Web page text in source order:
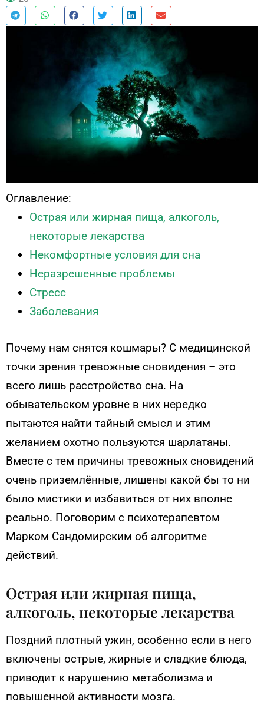
Оглавление:
Острая или жирная пища, алкоголь,
некоторые лекарства
Некомфортные условия для сна
Неразрешенные проблемы
Стресс
Заболевания
Почему нам снятся кошмары? С медицинской
точки зрения тревожные сновидения – это
всего лишь расстройство сна. На
обывательском уровне в них нередко
пытаются найти тайный смысл и этим
желанием охотно пользуются шарлатаны.
Вместе с тем причины тревожных сновидений
очень приземлённые, лишены какой бы то ни
было мистики и избавиться от них вполне
реально. Поговорим с психотерапевтом
Марком Сандомирским об алгоритме
действий.
Острая или жирная пища,
алкоголь, некоторые лекарства
Поздний плотный ужин, особенно если в него
включены острые, жирные и сладкие блюда,
приводит к нарушению метаболизма и
повышенной активности мозга.